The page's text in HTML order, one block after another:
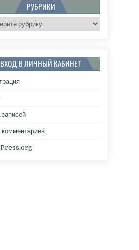
РУБРИКИ
ВХОД В ЛИЧНЫЙ КАБИНЕТ
записей
комментариев